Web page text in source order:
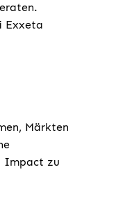
Exxeta
Märkten
Impact zu